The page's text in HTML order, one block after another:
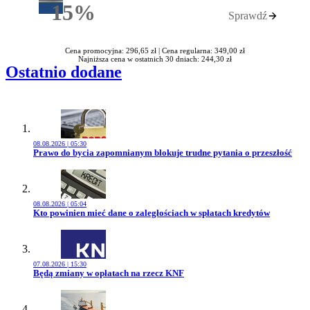
15%Rabatu Sprawdź
Cena promocyjna: 296,65 zł | Cena regularna: 349,00 zł
Najniższa cena w ostatnich 30 dniach: 244,30 zł
Ostatnio dodane
08.08.2026 | 05:30
Przejdź do artykułu:
Prawo do bycia zapomnianym blokuje trudne pytania o przeszłość
08.08.2026 | 05:04
Przejdź do artykułu:
Kto powinien mieć dane o zaległościach w spłatach kredytów
07.08.2026 | 15:30
Przejdź do artykułu:
Będą zmiany w opłatach na rzecz KNF